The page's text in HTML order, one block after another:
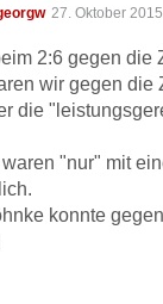
27. Oktober 2015
2:6 gegen die
wir gegen die
die
"nur" mit
konnte